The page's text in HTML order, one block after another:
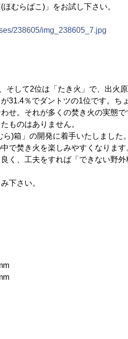
むらばこ)」をお試し下さい。
238605/img_238605_7.jpg
そして2位は「たき火」で、出火
31.4％でダントツの1位です。ち
せ。それが多くの焚き火の実態で
ものはありません。
)箱」の開発に着手いたしました
で焚き火を楽しみやすくなります
く、工夫をすれば「できない野
下さい。